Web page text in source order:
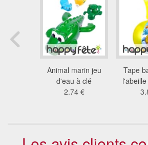
Animal marin jeu
d'eau à clé
2.74 €
Tape